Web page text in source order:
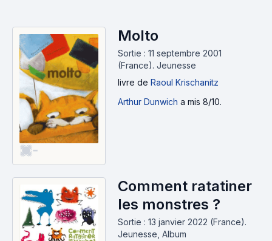
-
Molto
Sortie : 11 septembre 2001
(France). Jeunesse
livre de Raoul Krischanitz
Arthur Dunwich a mis 8/10.
Comment ratatiner
les monstres ?
Sortie : 13 janvier 2022 (France).
Jeunesse, Album